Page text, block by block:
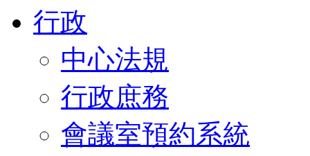
行政
中心法規
行政庶務
會議室預約系統